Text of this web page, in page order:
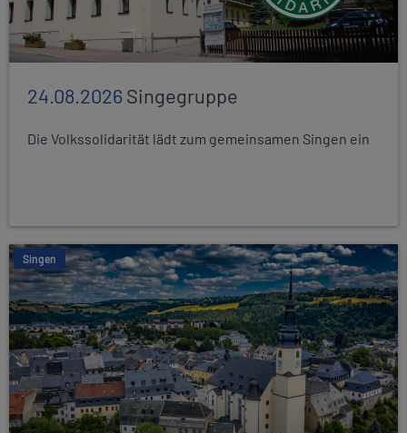
24.08.2026Singegruppe
Die Volkssolidarität lädt zum gemeinsamen Singen ein
Singen